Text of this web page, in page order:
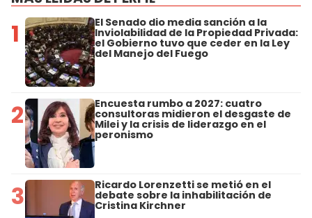
1 El Senado dio media sanción a la
Inviolabilidad de la Propiedad Privada:
el Gobierno tuvo que ceder en la Ley
del Manejo del Fuego
2 Encuesta rumbo a 2027: cuatro
consultoras midieron el desgaste de
Milei y la crisis de liderazgo en el
peronismo
3 Ricardo Lorenzetti se metió en el
debate sobre la inhabilitación de
Cristina Kirchner